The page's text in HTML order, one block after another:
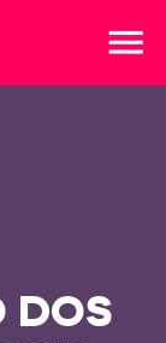
menu
DOS